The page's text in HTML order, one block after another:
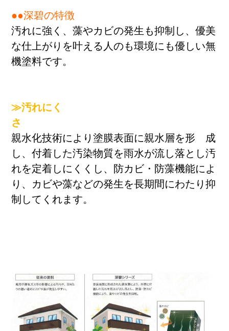
●●深碧の特徴
汚れに強く、藻やカビの発生も抑制し、優美
な仕上がりを叶える人のも環境にも優しい無
機塗料です。
≫汚れにく
さ
親水化技術により塗膜表面に親水層を形
成
し、付着した汚染物質を雨水が流し落とし汚
れを定着しにくくし、防カビ・防藻機能によ
り、カビや藻などの発生を長期間にわたり抑
制してくれます。